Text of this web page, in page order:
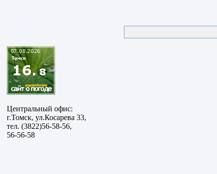
Центральный офис:
г.Томск, ул.Косарева 33,
тел. (3822)56-58-56,
56-56-58